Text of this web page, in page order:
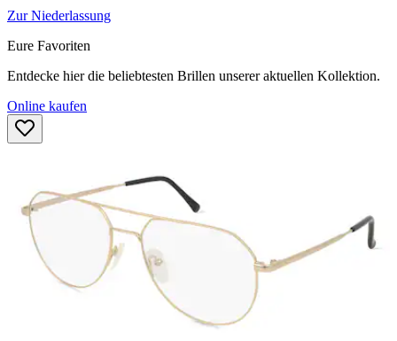
Zur Niederlassung
Eure Favoriten
Entdecke hier die beliebtesten Brillen unserer aktuellen Kollektion.
Online kaufen